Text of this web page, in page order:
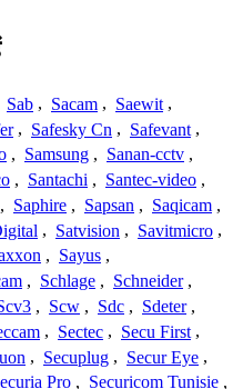
Sab , Sacam , Saewit ,
, Safesky Cn , Safevant ,
, Samsung , Sanan-cctv ,
, Santachi , Santec-video ,
, Saphire , Sapsan , Saqicam ,
, Satvision , Savitmicro ,
, Sayus ,
, Schlage , Schneider ,
, Scw , Sdc , Sdeter ,
, Sectec , Secu First ,
, Secuplug , Secur Eye ,
Pro , Securicom Tunisie ,